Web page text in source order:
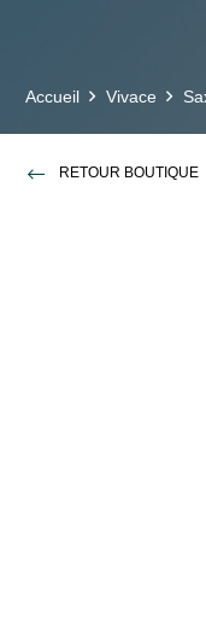
Accueil Vivace
RETOUR BOUTIQUE